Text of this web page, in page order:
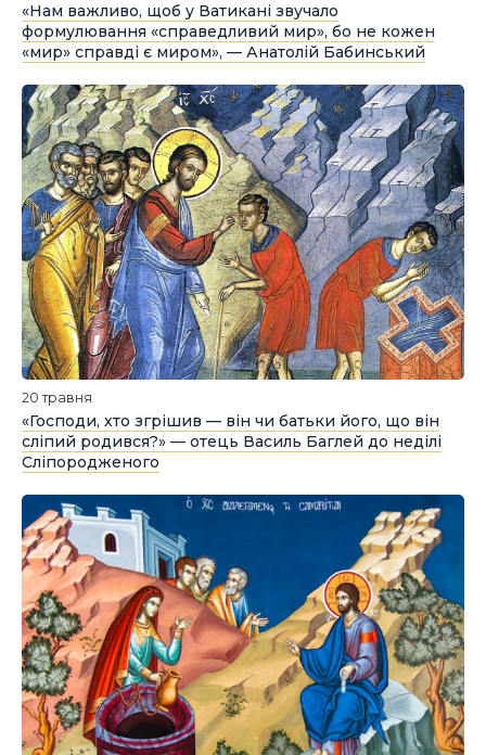
«Нам важливо, щоб у Ватикані звучало
формулювання «справедливий мир», бо не кожен
«мир» справді є миром», — Анатолій Бабинський
20 травня
«Господи, хто згрішив — він чи батьки його, що він
сліпий родився?» — отець Василь Баглей до неділі
Сліпородженого